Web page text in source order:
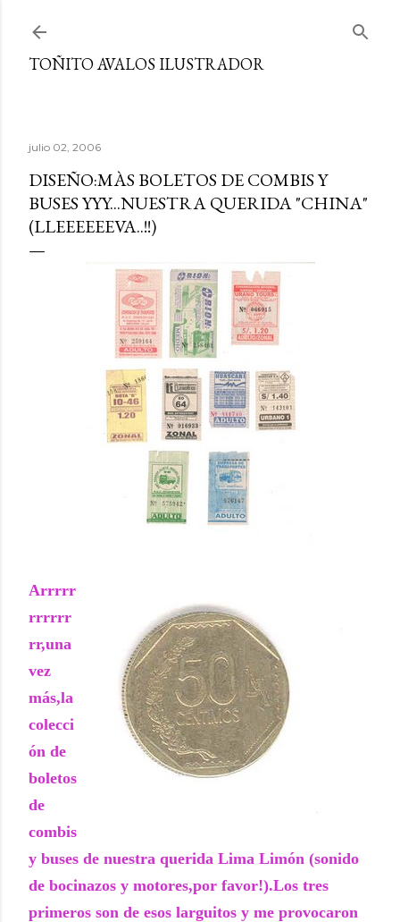
TOÑITO AVALOS ILUSTRADOR
julio 02, 2006
DISEÑO:MÀS BOLETOS DE COMBIS Y
BUSES YYY...NUESTRA QUERIDA "CHINA"
(LLEEEEEEVA..!!)
Arrrrr
rrrrrr
rr,una
vez
más,la
colecci
ón de
boletos
de
combis
y buses de nuestra querida Lima Limón (sonido
de bocinazos y motores,por favor!).Los tres
primeros son de esos larguitos y me provocaron